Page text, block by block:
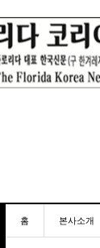
홈 본사소개